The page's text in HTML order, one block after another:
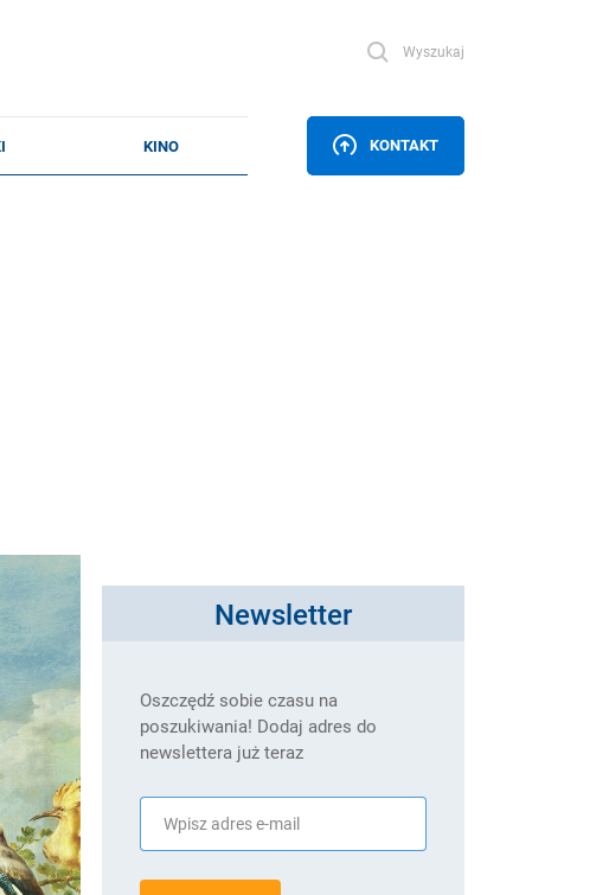
Wyszukaj
KONTAKT
Newsletter
Oszczędź sobie czasu na
poszukiwania! Dodaj adres do
newslettera już teraz